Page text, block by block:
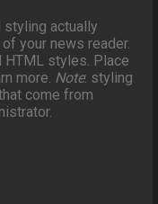
styling actually
your news reader.
styles. Place
more. Note: styling
come from